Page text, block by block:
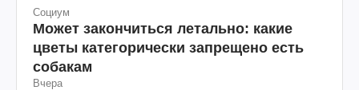
Социум
Может закончиться летально: какие
цветы категорически запрещено есть
собакам
Вчера